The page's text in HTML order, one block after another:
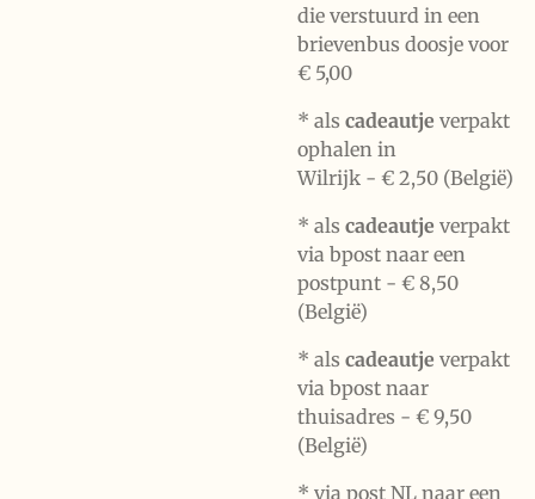
die verstuurd in een
brievenbus doosje voor
€ 5,00
* als cadeautje verpakt
ophalen in
Wilrijk - € 2,50 (België)
* als cadeautje verpakt
via bpost naar een
postpunt - € 8,50
(België)
* als cadeautje verpakt
via bpost naar
thuisadres - € 9,50
(België)
* via post NL naar een